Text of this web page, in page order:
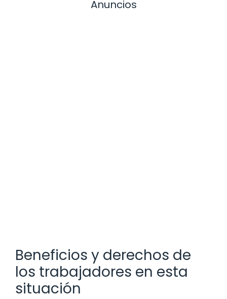
Anuncios
Beneficios y derechos de
los trabajadores en esta
situación